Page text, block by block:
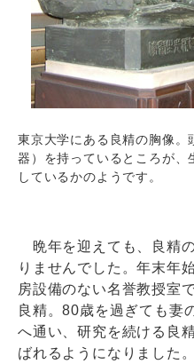
東京大学にある良精の胸像。
器）を持っているところが
しているかのようです。
晩年を迎えても、良精
りませんでした。年末年
房設備のない名誉教授室
良精。80歳を過ぎても妻
へ通い、研究を続ける良
ばれるようになりました。